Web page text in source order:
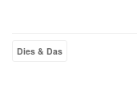
Dies & Das